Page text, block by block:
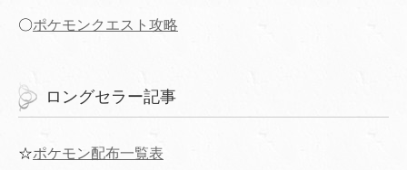
〇ポケモンクエスト攻略
ロングセラー記事
☆ポケモン配布一覧表